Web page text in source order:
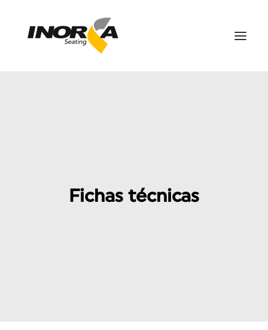
CONTÁCTANOSFichas técnicas